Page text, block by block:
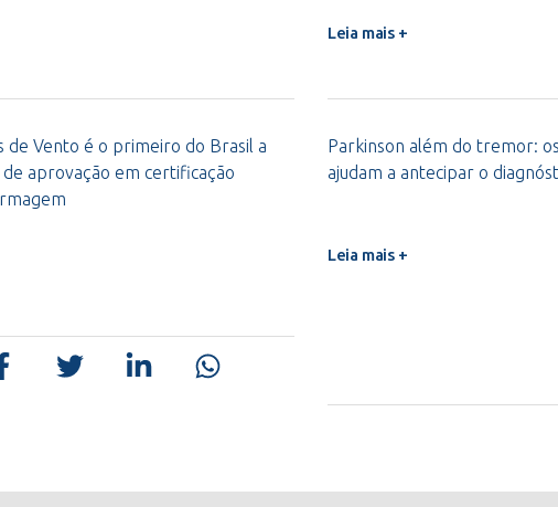
Leia mais +
de Vento é o primeiro do Brasil a
aprovação em certificação
Parkinson além do tremor:
ajudam a antecipar o
Leia mais +